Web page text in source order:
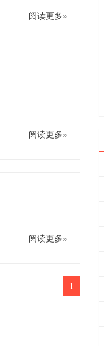
阅读更多»
阅读更多»
阅读更多»
1